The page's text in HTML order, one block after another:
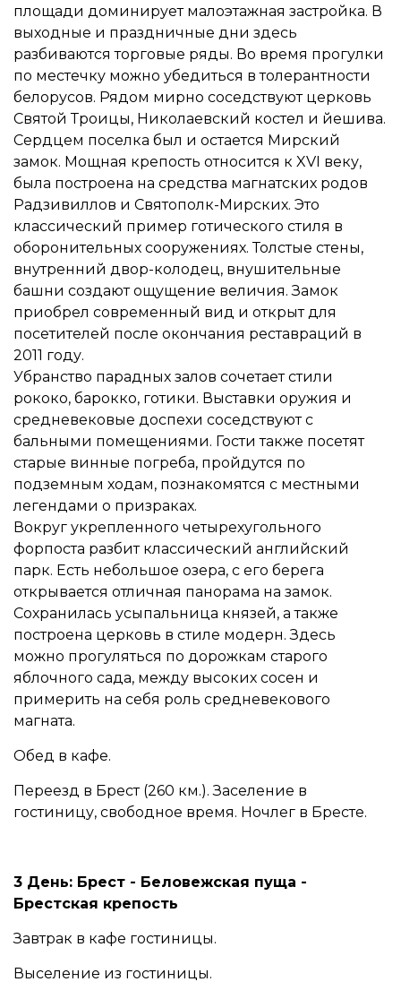
площади доминирует малоэтажная застройка. В
выходные и праздничные дни здесь
разбиваются торговые ряды. Во время прогулки
по местечку можно убедиться в толерантности
белорусов. Рядом мирно соседствуют церковь
Святой Троицы, Николаевский костел и йешива.
Сердцем поселка был и остается Мирский
замок. Мощная крепость относится к XVI веку,
была построена на средства магнатских родов
Радзивиллов и Святополк-Мирских. Это
классический пример готического стиля в
оборонительных сооружениях. Толстые стены,
внутренний двор-колодец, внушительные
башни создают ощущение величия. Замок
приобрел современный вид и открыт для
посетителей после окончания реставраций в
2011 году.
Убранство парадных залов сочетает стили
рококо, барокко, готики. Выставки оружия и
средневековые доспехи соседствуют с
бальными помещениями. Гости также посетят
старые винные погреба, пройдутся по
подземным ходам, познакомятся с местными
легендами о призраках.
Вокруг укрепленного четырехугольного
форпоста разбит классический английский
парк. Есть небольшое озера, с его берега
открывается отличная панорама на замок.
Сохранилась усыпальница князей, а также
построена церковь в стиле модерн. Здесь
можно прогуляться по дорожкам старого
яблочного сада, между высоких сосен и
примерить на себя роль средневекового
магната.
Обед в кафе.
Переезд в Брест (260 км.). Заселение в
гостиницу, свободное время. Ночлег в Бресте.
3 День: Брест - Беловежская пуща -
Брестская крепость
Завтрак в кафе гостиницы.
Выселение из гостиницы.